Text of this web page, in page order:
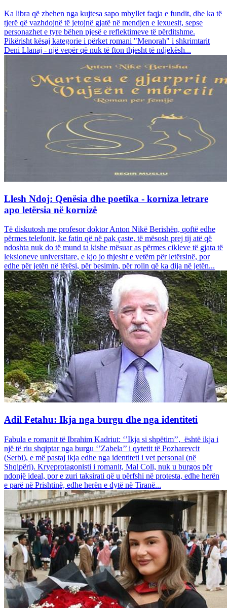
Ka libra që zbehen nga kujtesa sapo mbyllet faqja e fundit, dhe ka të
tjerë që vazhdojnë të jetojnë gjatë në mendjen e lexuesit, sepse
personazhet e tyre bëhen pjesë e reflektimeve të përditshme.
Pikërisht kësaj kategorie i përket romani "Menorah" i shkrimtarit
Deni Llanaj - një vepër që nuk të fton thjesht të ndjekësh...
Llesh Ndoj: Qenësia dhe poetika - korniza letrare
apo letërsia në kornizë
Të diskutosh me profesor doktor Anton Nikë Berishën, qoftë edhe
përmes telefonit, ke fatin që në pak çaste, të mësosh prej tij atë që
ndoshta nuk do të mund ta kishe mësuar as përmes cikleve të gjata të
leksioneve universitare, e kjo jo thjesht e vetëm për letërsinë, por
edhe për jetën në tërësi, për besimin, për rolin që ka dija në jetën...
Adil Fetahu: Ikja nga burgu dhe nga identiteti
Fabula e romanit të Ibrahim Kadriut: ‘’Ikja si shpëtim’’, është ikja i
një të riu shqiptar nga burgu ‘’Zabela’’ i qytetit të Pozharevcit
(Serbi), e më pastaj ikja edhe nga identiteti i vet personal (në
Shqipëri). Kryeprotagonisti i romanit, Mal Coli, nuk u burgos për
ndonjë ideal, por e zuri taksirati që u përfshi në protesta, edhe herën
e parë në Prishtinë, edhe herën e dytë në Tiranë...